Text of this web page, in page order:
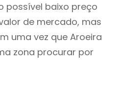
possível baixo preço
de mercado, mas
uma vez que Aroeira
zona procurar por